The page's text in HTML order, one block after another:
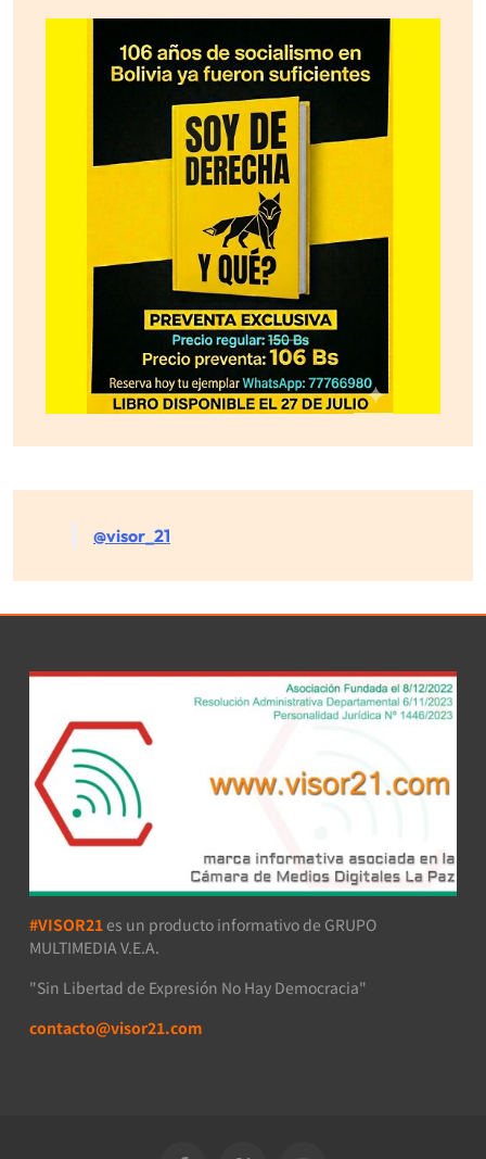
@visor_21
#VISOR21 es un producto informativo de GRUPO
MULTIMEDIA V.E.A.
"Sin Libertad de Expresión No Hay Democracia"
contacto@visor21.com